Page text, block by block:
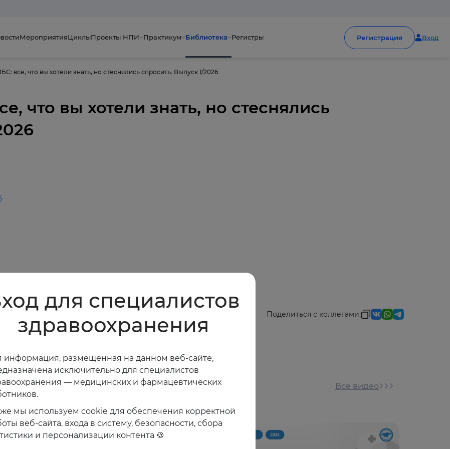
МероприятияЦиклыПроекты НПИ Практикум Библиотека Регистры Регистрация Вход
все, что вы хотели знать, но стеснялись спросить. Выпуск 1/2026
что вы хотели знать, но стеснялись
Поделиться с коллегами:
Все видео
для специалистов
здравоохранения
информация, размещённая на данном веб-сайте,
исключительно для специалистов
— медицинских и фармацевтических
мы используем cookie для обеспечения корректной
веб-сайта, входа в систему, безопасности, сбора
и персонализации контента 🍪